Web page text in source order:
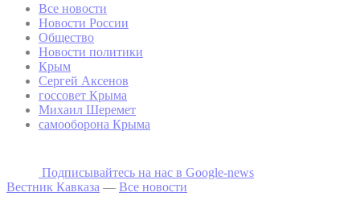
Все новости
Новости России
Общество
Новости политики
Крым
Сергей Аксенов
госсовет Крыма
Михаил Шеремет
самооборона Крыма
Подписывайтесь на наc в Google-news
Вестник Кавказа — Все новости